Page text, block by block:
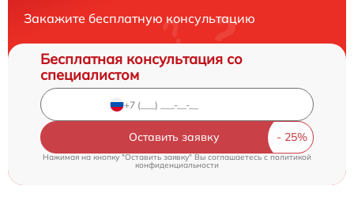
Закажите бесплатную консультацию
Бесплатная консультация со
специалистом
Оставить заявку
Нажимая на кнопку "Оставить заявку" Вы соглашаетесь c политикой
конфиденциальности